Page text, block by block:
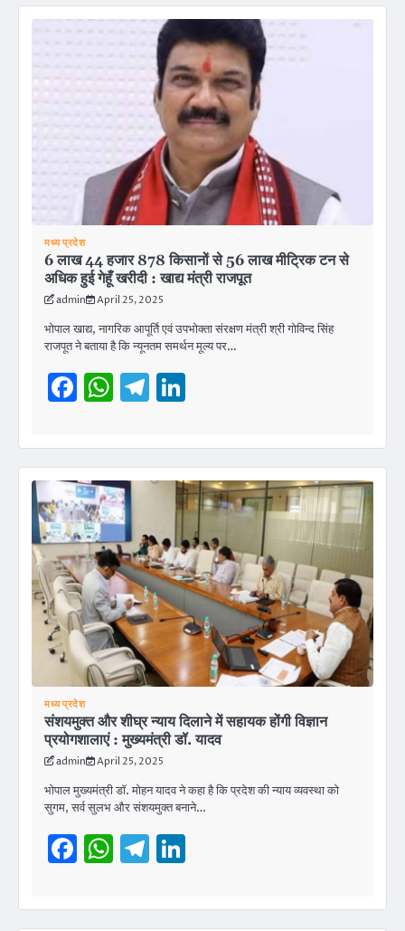
मध्य प्रदेश
6 लाख 44 हजार 878 किसानों से 56 लाख मीट्रिक टन से
अधिक हुई गेहूँ खरीदी : खाद्य मंत्री राजपूत
admin April 25, 2025
भोपाल खाद्य, नागरिक आपूर्ति एवं उपभोक्ता संरक्षण मंत्री श्री गोविन्द सिंह
राजपूत ने बताया है कि न्यूनतम समर्थन मूल्य पर…
Facebook
WhatsApp
Telegram
मध्य प्रदेश
संशयमुक्त और शीघ्र न्याय दिलाने में सहायक होंगी विज्ञान
प्रयोगशालाएं : मुख्यमंत्री डॉ. यादव
admin April 25, 2025
भोपाल मुख्यमंत्री डॉ. मोहन यादव ने कहा है कि प्रदेश की न्याय व्यवस्था को
सुगम, सर्व सुलभ और संशयमुक्त बनाने…
Facebook
WhatsApp
Telegram